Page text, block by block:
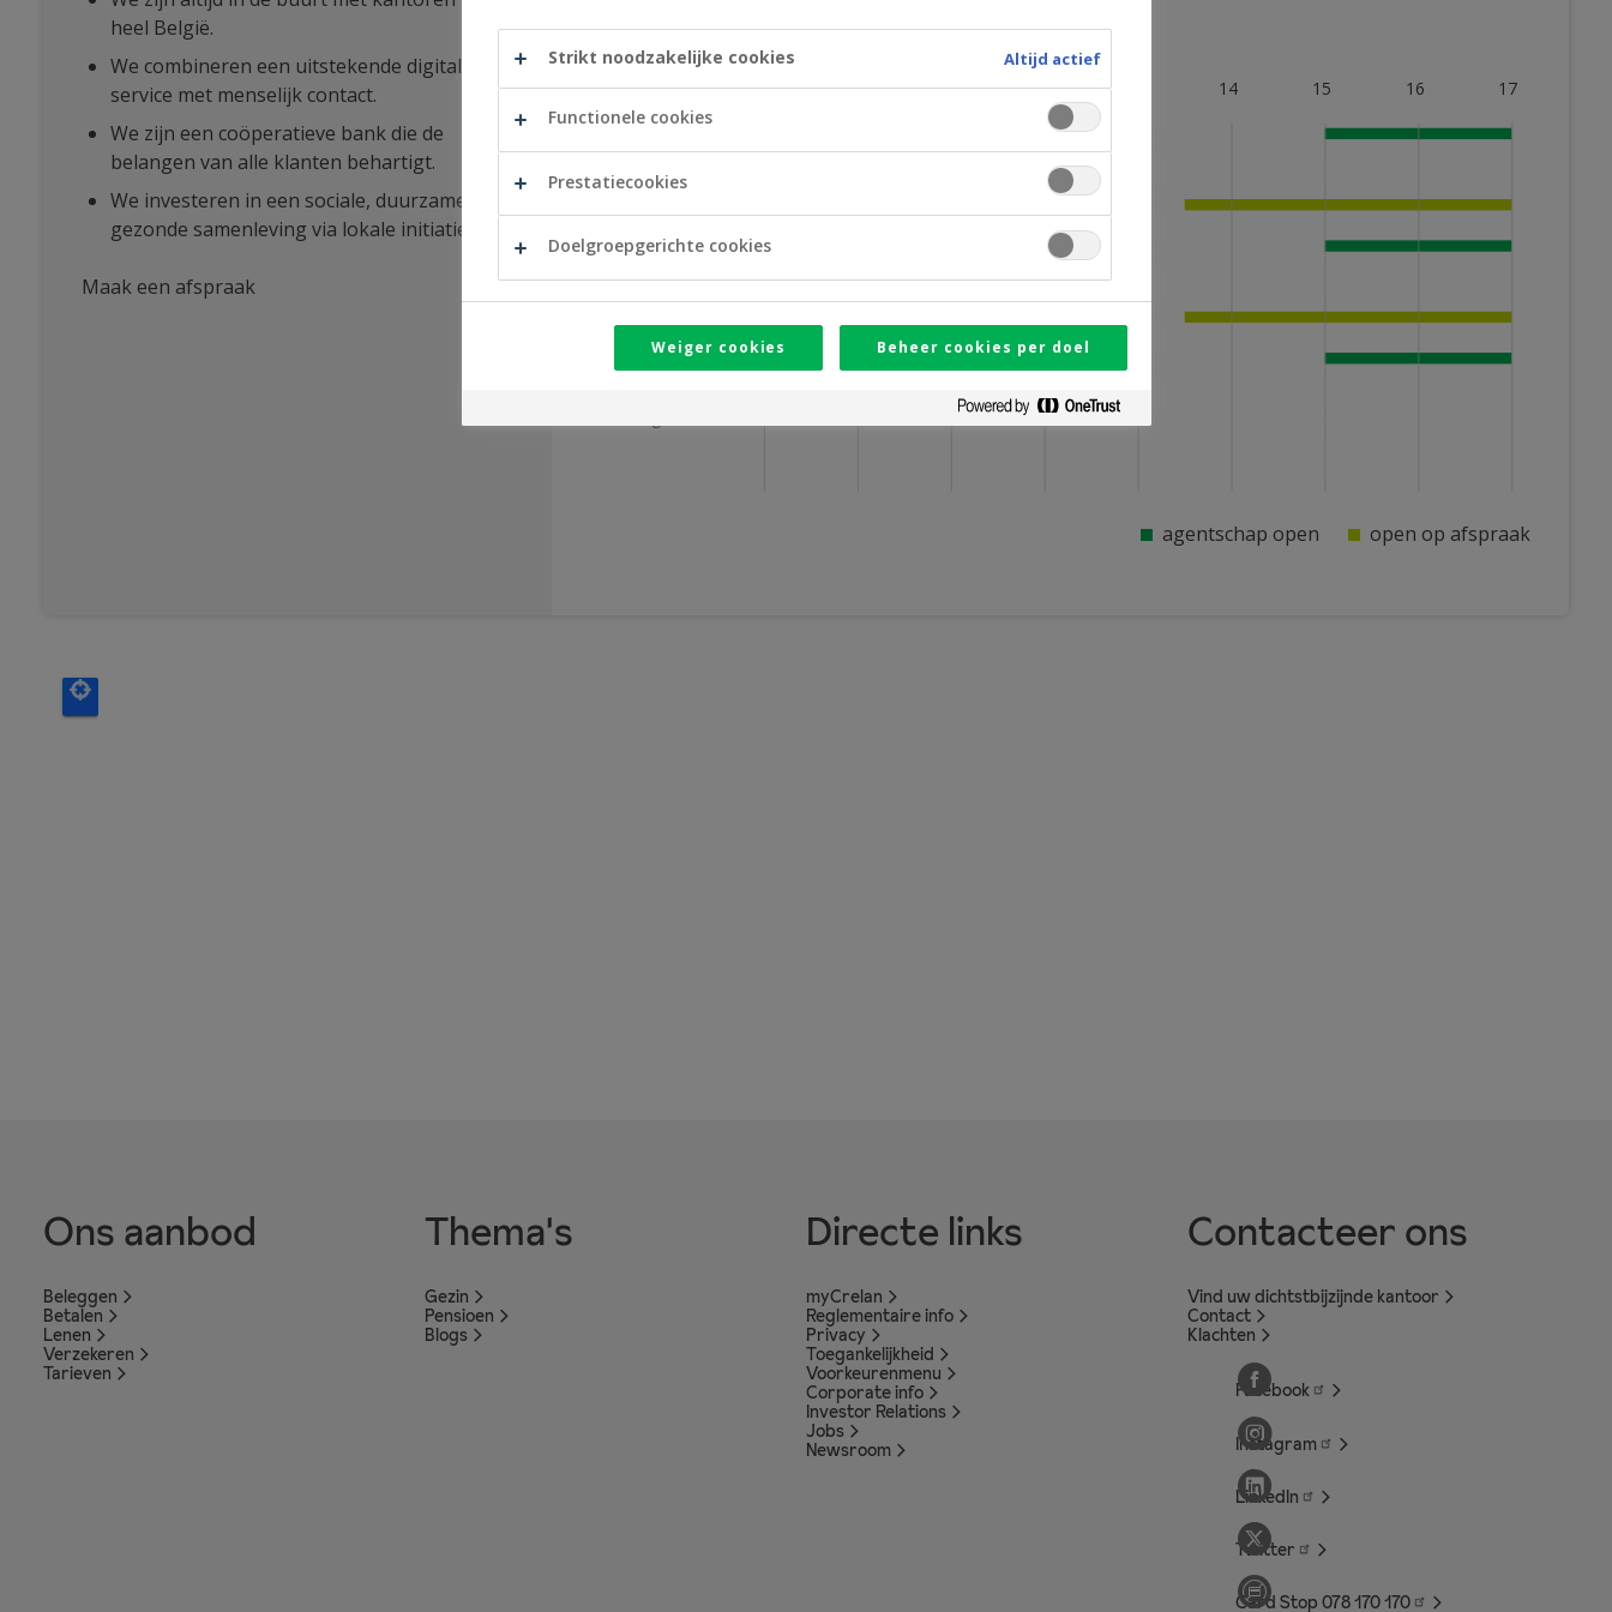
heel België.
We combineren een uitstekende digitale
service met menselijk contact.
We zijn een coöperatieve bank die de
belangen van alle klanten behartigt.
We investeren in een sociale, duurzame en
gezonde samenleving via lokale initiatieven.
Maak een afspraak
Dinsdag
Woensdag
Donderdag
09 10 11 12 14 15 16 17
agentschap open open op afspraak
Ons aanbod
Beleggen
Betalen
Lenen
Verzekeren
Tarieven
Thema's
Gezin
Pensioen
Blogs
Directe links
myCrelan
Reglementaire info
Privacy
Toegankelijkheid
Voorkeurenmenu
Corporate info
Investor Relations
Jobs
Newsroom
Contacteer ons
Vind uw dichtstbijzijnde kantoor
Contact
Klachten
Facebook
Instagram
LinkedIn
Twitter
Card Stop 078 170170
Strikt noodzakelijke cookies Altijd actief
Functionele cookies
Prestatiecookies
Doelgroepgerichte cookies
Weiger cookies Beheer cookies per doel